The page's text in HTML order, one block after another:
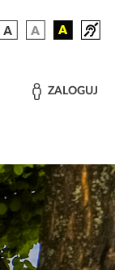
ZALOGUJ